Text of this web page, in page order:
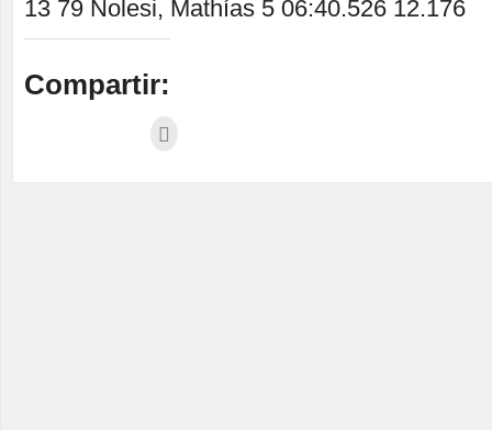
13 79 Nolesi, Mathías 5 06:40.526 12.176
Compartir: